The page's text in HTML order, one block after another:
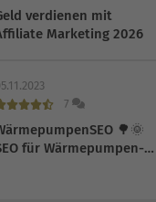
verdienen mit
Marketing 2026
7
🌳🌞
für Wärmepumpen-